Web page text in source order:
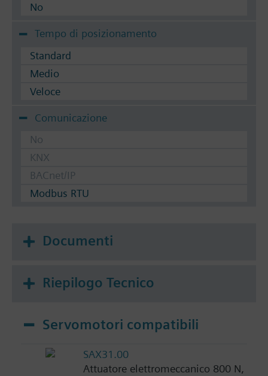
No
Tempo di posizionamento
Standard
Medio
Veloce
Comunicazione
No
KNX
BACnet/IP
Modbus RTU
Documenti
Riepilogo Tecnico
Servomotori compatibili
SAX31.00
Attuatore elettromeccanico 800 N,